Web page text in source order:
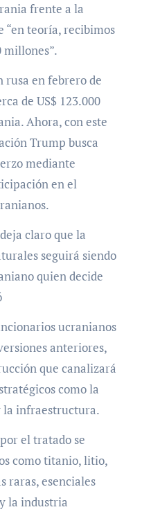
frente a la
“en teoría, recibimos
millones”.
rusa en febrero de
de US$ 123.000
Ahora, con este
Trump busca
mediante
en el
claro que la
seguirá siendo
quien decide
ucranianos
anteriores,
que canalizará
como la
la infraestructura.
el tratado se
como titanio, litio,
raras, esenciales
la industria